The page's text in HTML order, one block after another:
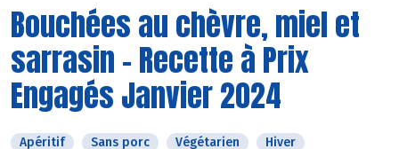
Bouchées au chèvre, miel et
sarrasin - Recette à Prix
Engagés Janvier 2024
Apéritif Sans porc Végétarien Hiver